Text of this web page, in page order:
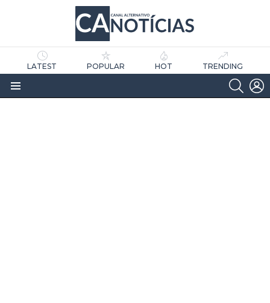
LATEST POPULAR HOT TRENDING
Menu